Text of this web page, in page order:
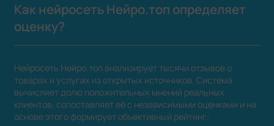
Как нейросеть Нейро.топ определяет
оценку?
Нейросеть Нейро.топ анализирует тысячи отзывов о
товарах и услугах из открытых источников. Система
вычисляет долю положительных мнений реальных
клиентов, сопоставляет её с независимыми оценками и на
основе этого формирует объективный рейтинг.